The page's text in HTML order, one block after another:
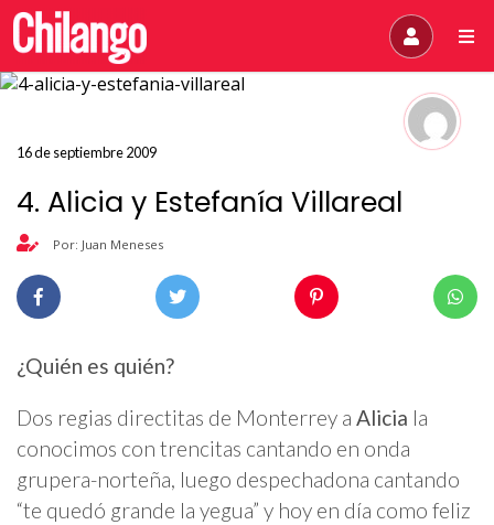
16 de septiembre 2009
4. Alicia y Estefanía Villareal
Por: Juan Meneses
¿Quién es quién?
Dos regias directitas de Monterrey a Alicia la
conocimos con trencitas cantando en onda
grupera-norteña, luego despechadona cantando
“te quedó grande la yegua” y hoy en día como feliz